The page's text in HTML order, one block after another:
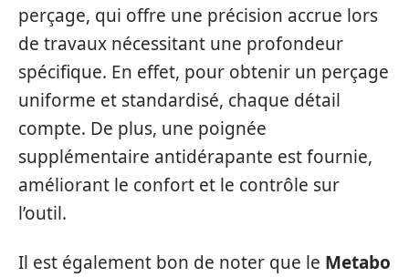
perçage, qui offre une précision accrue lors
de travaux nécessitant une profondeur
spécifique. En effet, pour obtenir un perçage
uniforme et standardisé, chaque détail
compte. De plus, une poignée
supplémentaire antidérapante est fournie,
améliorant le confort et le contrôle sur
l’outil.
Il est également bon de noter que le Metabo